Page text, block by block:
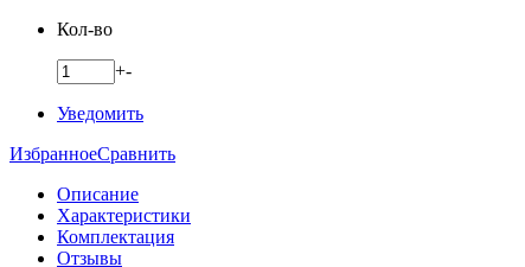
Кол-во
+-
Уведомить
ИзбранноеСравнить
Описание
Характеристики
Комплектация
Отзывы